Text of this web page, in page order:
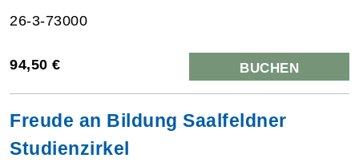
26-3-73000
94,50 € BUCHEN
Freude an Bildung Saalfeldner
Studienzirkel